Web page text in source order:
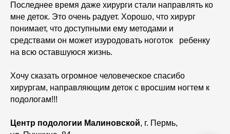
Последнее время даже хирурги стали направлять ко
мне деток. Это очень радует. Хорошо, что хирург
понимает, что доступными ему методами и
средствами он может изуродовать ноготок ребенку
на всю оставшуюся жизнь.
Хочу сказать огромное человеческое спасибо
хирургам, направляющим деток с вросшим ногтем к
подологам!!!
Центр подологии Малиновской, г. Пермь,